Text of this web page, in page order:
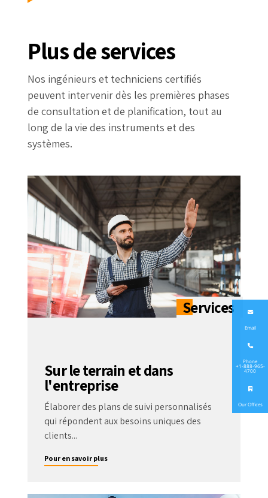
Plus de services
Nos ingénieurs et techniciens certifiés
peuvent intervenir dès les premières phases
de consultation et de planification, tout au
long de la vie des instruments et des
systèmes.
Sur le terrain et dans
l'entreprise
Élaborer des plans de suivi personnalisés
qui répondent aux besoins uniques des
clients...
Pour en savoir plus
Email
Phone
+1-888-965-
4700
Our Offices